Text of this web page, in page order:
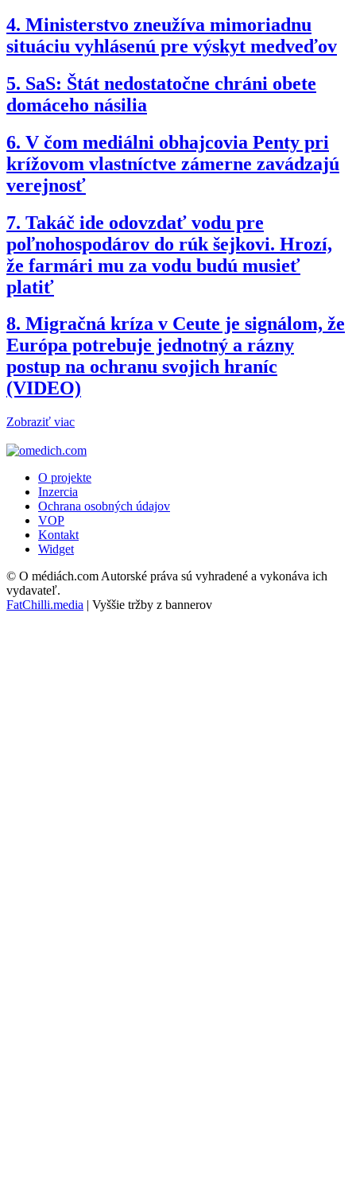
4. Ministerstvo zneužíva mimoriadnu
situáciu vyhlásenú pre výskyt medveďov
5. SaS: Štát nedostatočne chráni obete
domáceho násilia
6. V čom mediálni obhajcovia Penty pri
krížovom vlastníctve zámerne zavádzajú
verejnosť
7. Takáč ide odovzdať vodu pre
poľnohospodárov do rúk šejkovi. Hrozí,
že farmári mu za vodu budú musieť
platiť
8. Migračná kríza v Ceute je signálom, že
Európa potrebuje jednotný a rázny
postup na ochranu svojich hraníc
(VIDEO)
Zobraziť viac
O projekte
Inzercia
Ochrana osobných údajov
VOP
Kontakt
Widget
© O médiách.com Autorské práva sú vyhradené a vykonáva ich
vydavateľ.
FatChilli.media | Vyššie tržby z bannerov